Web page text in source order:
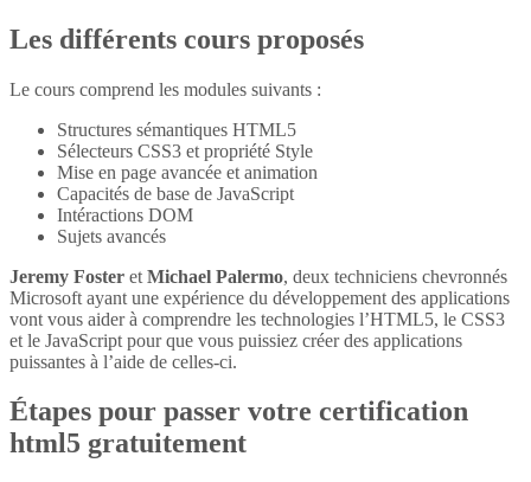
Les différents cours proposés
Le cours comprend les modules suivants :
Structures sémantiques HTML5
Sélecteurs CSS3 et propriété Style
Mise en page avancée et animation
Capacités de base de JavaScript
Intéractions DOM
Sujets avancés
Jeremy Foster et Michael Palermo, deux techniciens chevronnés
Microsoft ayant une expérience du développement des applications
vont vous aider à comprendre les technologies l’HTML5, le CSS3
et le JavaScript pour que vous puissiez créer des applications
puissantes à l’aide de celles-ci.
Étapes pour passer votre certification
html5 gratuitement